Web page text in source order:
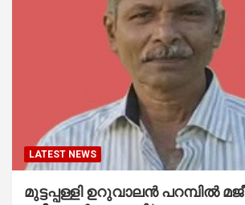
LATEST NEWS
മുട്ടപ്പള്ളി ഉറുവാലൻ പറമ്പിൽ